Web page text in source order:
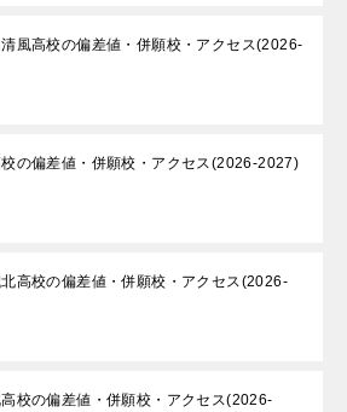
風高校の偏差値・併願校・アクセス(2026-
の偏差値・併願校・アクセス(2026-2027)
高校の偏差値・併願校・アクセス(2026-
校の偏差値・併願校・アクセス(2026-